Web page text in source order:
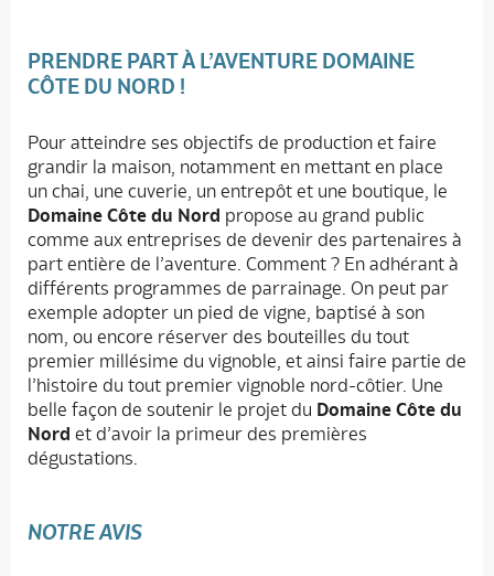
PRENDRE PART À L’AVENTURE DOMAINE
CÔTE DU NORD !
Pour atteindre ses objectifs de production et faire
grandir la maison, notamment en mettant en place
un chai, une cuverie, un entrepôt et une boutique, le
Domaine Côte du Nord propose au grand public
comme aux entreprises de devenir des partenaires à
part entière de l’aventure. Comment ? En adhérant à
différents programmes de parrainage. On peut par
exemple adopter un pied de vigne, baptisé à son
nom, ou encore réserver des bouteilles du tout
premier millésime du vignoble, et ainsi faire partie de
l’histoire du tout premier vignoble nord-côtier. Une
belle façon de soutenir le projet du Domaine Côte du
Nord et d’avoir la primeur des premières
dégustations.
NOTRE AVIS